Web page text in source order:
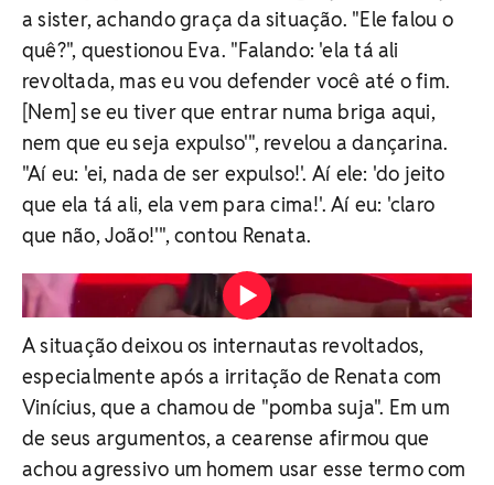
a sister, achando graça da situação. "Ele falou o
quê?", questionou Eva. "Falando: 'ela tá ali
revoltada, mas eu vou defender você até o fim.
[Nem] se eu tiver que entrar numa briga aqui,
nem que eu seja expulso'", revelou a dançarina.
"Aí eu: 'ei, nada de ser expulso!'. Aí ele: 'do jeito
que ela tá ali, ela vem para cima!'. Aí eu: 'claro
que não, João!'", contou Renata.
'BBB 25': Renata revela ameaça de João Pedro a Aline e
revolta web Vídeo: Reprodução/Globo
A situação deixou os internautas revoltados,
especialmente após a irritação de Renata com
Vinícius, que a chamou de "pomba suja". Em um
de seus argumentos, a cearense afirmou que
achou agressivo um homem usar esse termo com